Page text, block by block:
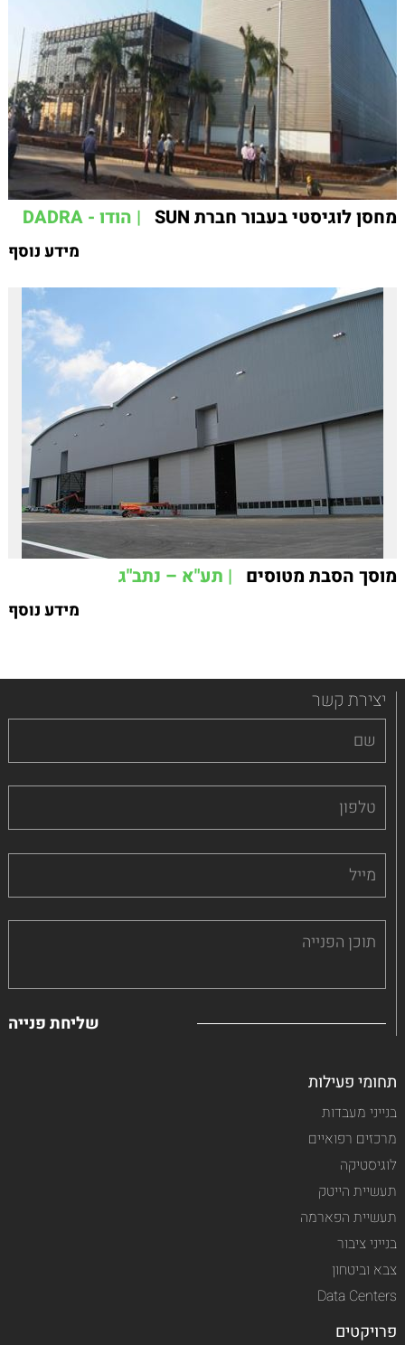
מחסן לוגיסטי בעבור חברת SUN | הודו - DADRA
מידע נוסף
מוסך הסבת מטוסים | תע"א – נתב"ג
מידע נוסף
יצירת קשר
תחומי פעילות
בנייני מעבדות
מרכזים רפואיים
לוגיסטיקה
תעשיית הייטק
תעשיית הפארמה
בנייני ציבור
צבא וביטחון
Data Centers
פרויקטים